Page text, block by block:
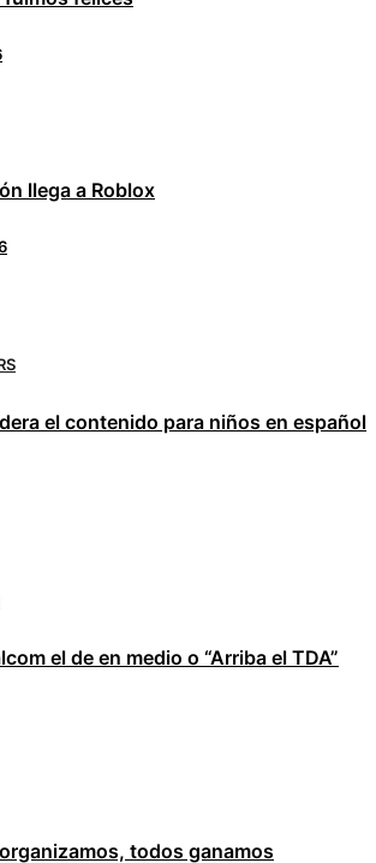
llega a Roblox
el contenido para niños en español
el de en medio o “Arriba el TDA”
todos ganamos